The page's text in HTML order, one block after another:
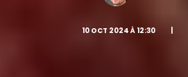
10 OCT 2024 À 12:30 |